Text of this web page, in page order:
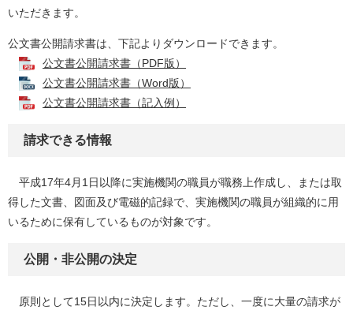
いただきます。
公文書公開請求書は、下記よりダウンロードできます。
公文書公開請求書（PDF版）
公文書公開請求書（Word版）
公文書公開請求書（記入例）
請求できる情報
平成17年4月1日以降に実施機関の職員が職務上作成し、または取
得した文書、図面及び電磁的記録で、実施機関の職員が組織的に用
いるために保有しているものが対象です。
公開・非公開の決定
原則として15日以内に決定します。ただし、一度に大量の請求が